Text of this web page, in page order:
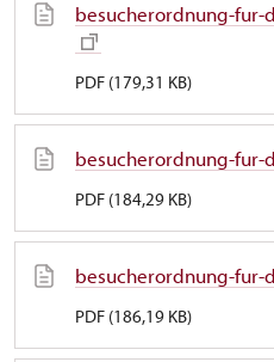
besucherordnung-fur-
PDF (179,31 KB)
besucherordnung-fur-
PDF (184,29 KB)
besucherordnung-fur-
PDF (186,19 KB)